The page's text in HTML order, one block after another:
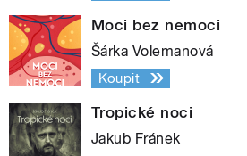
Moci bez nemoci
Šárka Volemanová
Koupit
Tropické noci
Jakub Fránek